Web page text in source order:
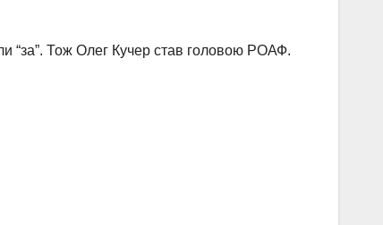
“за”. Тож Олег Кучер став головою РОАФ.